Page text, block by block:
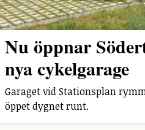
Nu öppnar
nya cykelgarage
Garaget vid Stationsplan
öppet dygnet runt.